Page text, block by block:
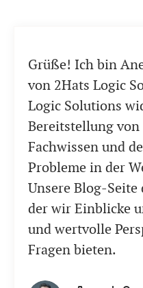
Grüße! Ich bin
von 2Hats Logic
Logic Solutions
Bereitstellung
Fachwissen und
Probleme in der
Unsere Blog-Seite
der wir Einblicke
und wertvolle
Fragen bieten.